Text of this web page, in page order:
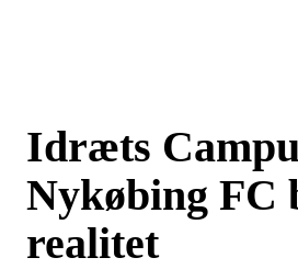
Idræts
Nykøbing FC
realitet